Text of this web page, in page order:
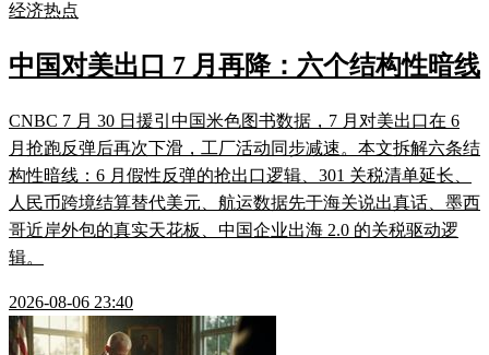
经济热点
中国对美出口 7 月再降：六个结构性暗线
CNBC 7 月 30 日援引中国米色图书数据，7 月对美出口在 6
月抢跑反弹后再次下滑，工厂活动同步减速。本文拆解六条结
构性暗线：6 月假性反弹的抢出口逻辑、301 关税清单延长、
人民币跨境结算替代美元、航运数据先于海关说出真话、墨西
哥近岸外包的真实天花板、中国企业出海 2.0 的关税驱动逻
辑。
2026-08-06 23:40